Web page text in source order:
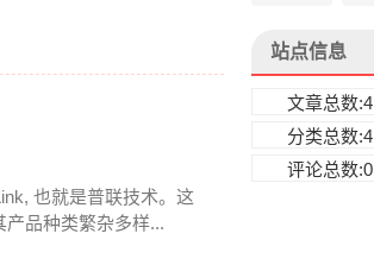
也就是普联技术。这
品种类繁杂多样...
站点信息
文章总数:4
分类总数:4
评论总数:0